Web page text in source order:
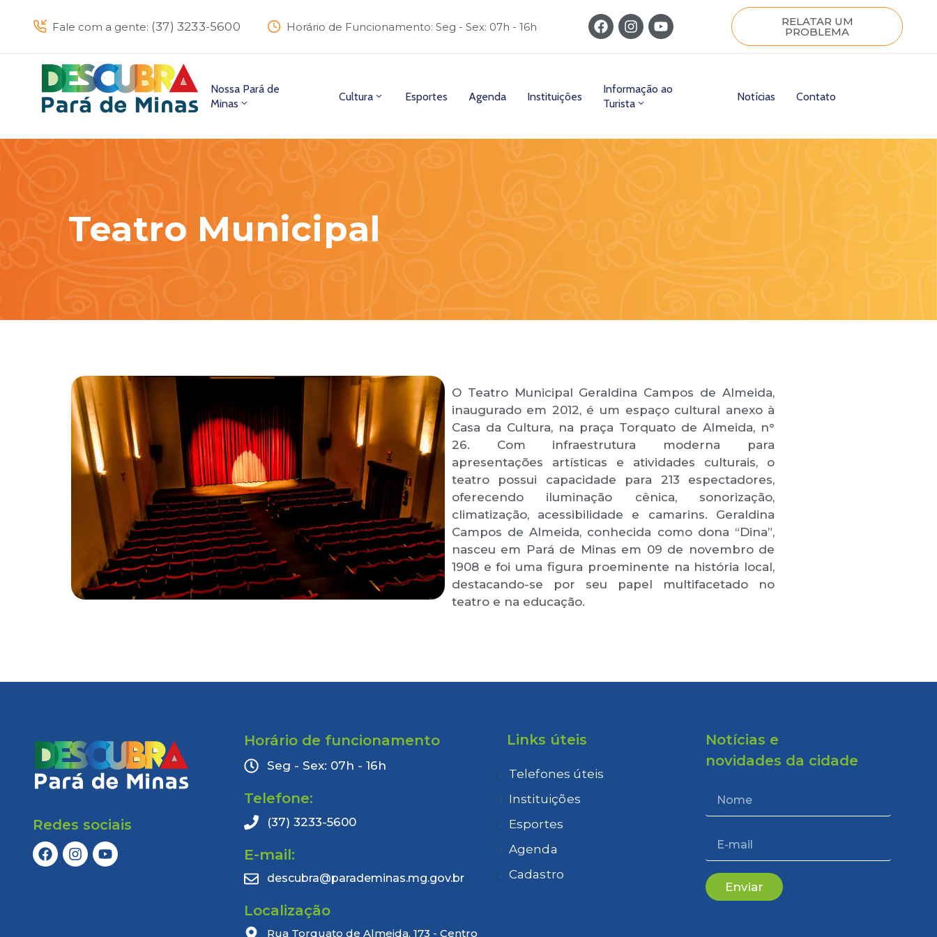
Fale com a gente: (37) 3233-5600 Horário de Funcionamento: Seg - Sex: 07h - 16h RELATAR UM
PROBLEMA
Nossa Pará de
Minas
Cultura Esportes Agenda Instituições
Informação ao
Turista
Notícias Contato
Teatro Municipal
O Teatro Municipal Geraldina Campos de Almeida,
inaugurado em 2012, é um espaço cultural anexo à
Casa da Cultura, na praça Torquato de Almeida, n°
26. Com infraestrutura moderna para
apresentações artísticas e atividades culturais, o
teatro possui capacidade para 213 espectadores,
oferecendo iluminação cênica, sonorização,
climatização, acessibilidade e camarins. Geraldina
Campos de Almeida, conhecida como dona “Dina”,
nasceu em Pará de Minas em 09 de novembro de
1908 e foi uma figura proeminente na história local,
destacando-se por seu papel multifacetado no
teatro e na educação.
Redes sociais
Horário de funcionamento
Seg - Sex: 07h - 16h
Telefone:
(37) 3233-5600
E-mail:
descubra@parademinas.mg.gov.br
Localização
Rua Torquato de Almeida, 173 - Centro
Links úteis
Telefones úteis
Instituições
Esportes
Agenda
Cadastro
Notícias e
novidades da cidade
Enviar